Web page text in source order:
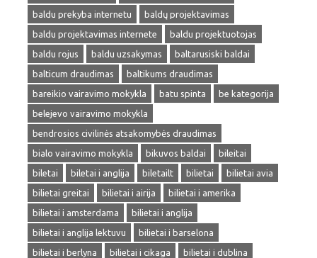
baldu prekyba internetu
baldų projektavimas
baldu projektavimas internete
baldu projektuotojas
baldu rojus
baldu uzsakymas
baltarusiski baldai
balticum draudimas
baltikums draudimas
bareikio vairavimo mokykla
batu spinta
be kategorija
belejevo vairavimo mokykla
bendrosios civilinės atsakomybės draudimas
bialo vairavimo mokykla
bikuvos baldai
bileitai
biletai
biletai i anglija biletailt bilietai
bilietai avia
bilietai greitai
bilietai i airija
bilietai i amerika
bilietai i amsterdama
bilietai i anglija
bilietai i anglija lektuvu
bilietai i barselona
bilietai i berlyna
bilietai i cikaga
bilietai i dublina